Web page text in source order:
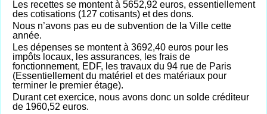
Les recettes se montent à 5652,92 euros, essentiellement
des cotisations (127 cotisants) et des dons.
Nous n’avons pas eu de subvention de la Ville cette
année.
Les dépenses se montent à 3692,40 euros pour les
impôts locaux, les assurances, les frais de
fonctionnement, EDF, les travaux du 94 rue de Paris
(Essentiellement du matériel et des matériaux pour
terminer le premier étage).
Durant cet exercice, nous avons donc un solde créditeur
de 1960,52 euros.